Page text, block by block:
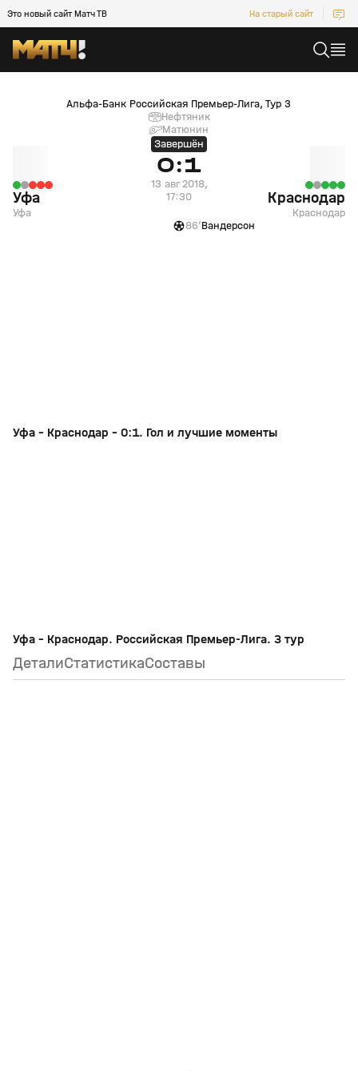
Это новый сайт Матч ТВ На старый сайт
Альфа-Банк Российская Премьер-Лига, Тур 3
Нефтяник
Матюнин
Уфа
Уфа
Завершён
0:1
13 авг 2018,
17:30
Краснодар
Краснодар
Вандерсон
86’
13 авг 2018, 20:11
Уфа - Краснодар - 0:1. Гол и лучшие моменты
Уфа - Краснодар. Российская Премьер-Лига. 3 тур
Детали Статистика Составы